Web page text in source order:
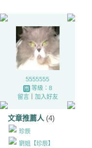
5555555
等級：8
留言｜ 加入好友
文章推薦人 (4)
珍辰
劉姐【珍辰】